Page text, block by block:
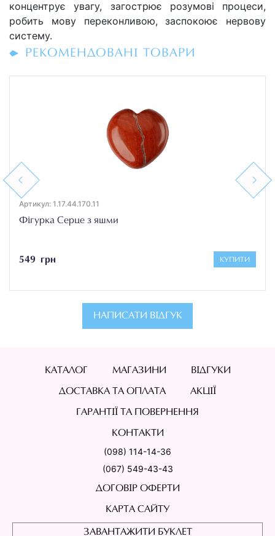
концентрує увагу, загострює розумові процеси,
робить мову переконливою, заспокоює нервову
систему.
РЕКОМЕНДОВАНІ ТОВАРИ
Previous
Артикул: 1.17.44.170.11
Фігурка Серце з яшми
549 грн КУПИТИ
Next
НАПИСАТИ ВІДГУК
КАТАЛОГ МАГАЗИНИ ВІДГУКИ
ДОСТАВКА ТА ОПЛАТА АКЦІЇ
ГАРАНТІЇ ТА ПОВЕРНЕННЯ
КОНТАКТИ
(098) 114-14-36
(067) 549-43-43
ДОГОВІР ОФЕРТИ
КАРТА САЙТУ
ЗАВАНТАЖИТИ БУКЛЕТ